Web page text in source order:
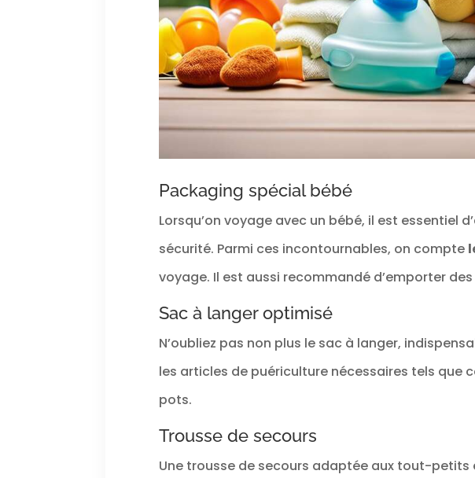
Packaging spécial bébé
Lorsqu’on voyage avec un bébé, il est essentiel
sécurité. Parmi ces incontournables, on compte
voyage. Il est aussi recommandé d’emporter
Sac à langer optimisé
N’oubliez pas non plus le sac à langer,
les articles de puériculture nécessaires tels que
pots.
Trousse de secours
Une trousse de secours adaptée aux tout-